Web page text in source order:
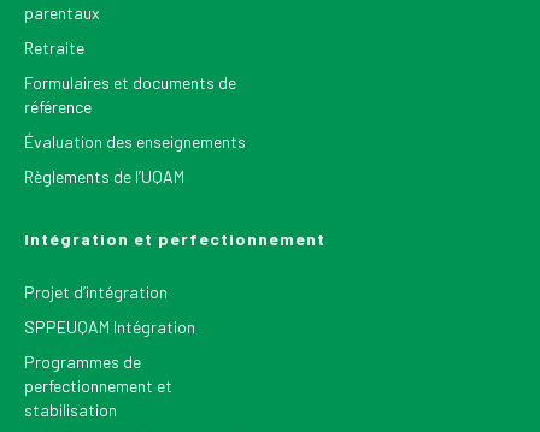
parentaux
Retraite
Formulaires et documents de
référence
Évaluation des enseignements
Règlements de l’UQAM
Intégration et perfectionnement
Projet d’intégration
SPPEUQAM Intégration
Programmes de
perfectionnement et
stabilisation